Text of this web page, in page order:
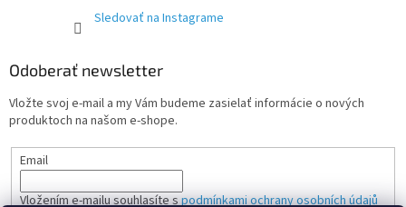
Sledovať na Instagrame
Odoberať newsletter
Vložte svoj e-mail a my Vám budeme zasielať informácie o nových
produktoch na našom e-shope.
Email
Vložením e-mailu souhlasíte spodmínkami ochrany osobních údajů